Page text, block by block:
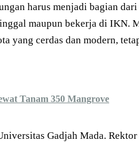
harus menjadi bagian
maupun bekerja di IKN.
yang cerdas dan modern,
Tanam 350 Mangrove
Gadjah Mada.